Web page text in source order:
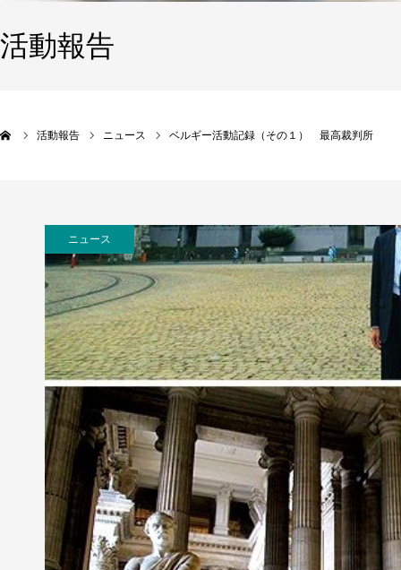
活動報告
活動報告 ニュース ベルギー活動記録（その１） 最高裁判所
ニュース